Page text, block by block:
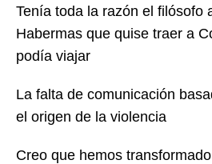
Tenía toda la razón el filósofo
Habermas que quise traer a
podía viajar
La falta de comunicación
el origen de la violencia
Creo que hemos